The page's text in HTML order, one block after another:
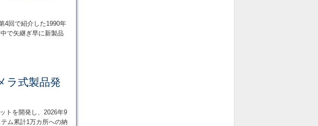
4回で紹介した1990年
で矢継ぎ早に新製品
ラ式製品発
トを開発し、2026年9
ム累計1万カ所への納